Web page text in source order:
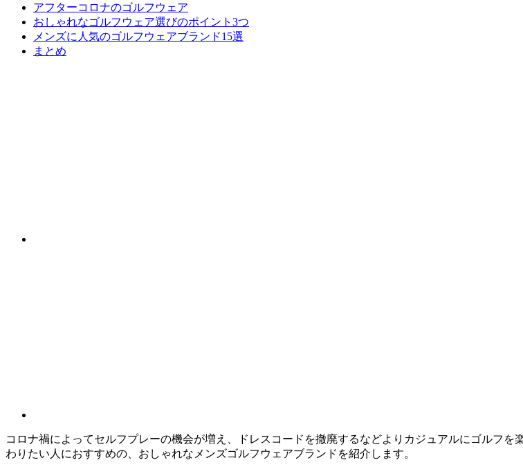
アフターコロナのゴルフウェア
おしゃれなゴルフウェア選びのポイント3つ
メンズに人気のゴルフウェアブランド15選
まとめ
コロナ禍によってセルフプレーの機会が増え、ドレスコードを撤廃するなどよりカジュアルにゴルフ
わりたい人におすすめの、おしゃれなメンズゴルフウェアブランドを紹介します。